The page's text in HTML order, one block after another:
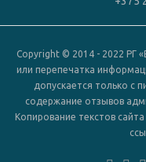
Copyright © 2014 - 2022 РГ
или перепечатка
допускается только с
содержание отзывов
Копирование текстов